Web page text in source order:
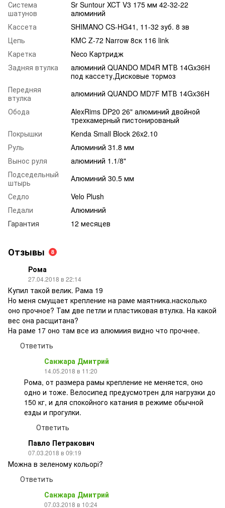
Система
шатунов
Sr Suntour XCT V3 175 мм 42-32-22
алюминий
Кассета
SHIMANO CS-HG41, 11-32 зуб. 8 зв
Цепь
KMC Z-72 Narrow 8ск 116 link
Каретка
Neco Картридж
Задняя втулка
алюминий QUANDO MD4R МТВ 14Gx36H
под кассету,Дисковые тормоз
Передняя
втулка
алюминий QUANDO MD7F МТВ 14Gx36H
Обода
AlexRims DP20 26" алюминий двойной
трехкамерный пистонированый
Покрышки
Kenda Small Block 26x2.10
Руль
Алюминий 31.8 мм
Вынос руля
алюминий 1.1/8"
Подседельный
штырь
Алюминий 30.5 мм
Седло
Velo Plush
Педали
Алюминий
Гарантия
12 месяцев
Отзывы 8
Рома
27.04.2018 в 22:14
Купил такой велик. Рама 19
Но меня смущает крепление на раме маятника.насколько
оно прочное? Там две петли и пластиковая втулка. На какой
вес она расщитана?
На раме 17 оно там все из алюмиия видно что прочнее.
Ответить
Санжара Дмитрий
14.05.2018 в 11:20
Рома, от размера рамы крепление не меняется, оно
одно и тоже. Велосипед предусмотрен для нагрузки до
150 кг, и для спокойного катания в режиме обычной
езды и прогулки.
Ответить
Павло Петракович
07.03.2018 в 09:19
Можна в зеленому кольорі?
Ответить
Санжара Дмитрий
07.03.2018 в 10:24